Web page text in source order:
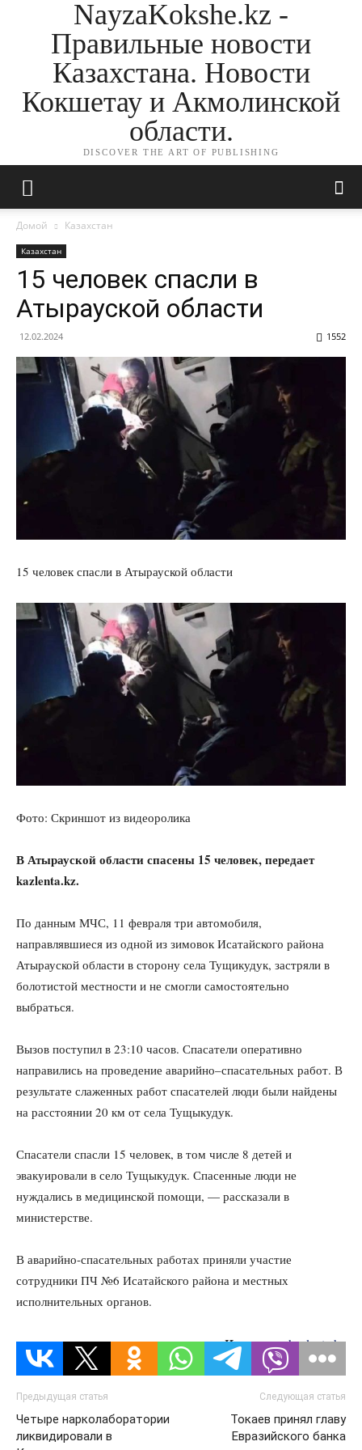
NayzaKokshe.kz -
Правильные новости
Казахстана. Новости
Кокшетау и Акмолинской
области.
DISCOVER THE ART OF PUBLISHING
Домой Казахстан
Казахстан
15 человек спасли в
Атырауской области
12.02.2024 1552
15 человек спасли в Атырауской области
Фото: Скриншот из видеоролика
В Атырауской области спасены 15 человек, передает
kazlenta.kz.
По данным МЧС, 11 февраля три автомобиля,
направлявшиеся из одной из зимовок Исатайского района
Атырауской области в сторону села Тущикудук, застряли в
болотистой местности и не смогли самостоятельно
выбраться.
Вызов поступил в 23:10 часов. Спасатели оперативно
направились на проведение аварийно–спасательных работ. В
результате слаженных работ спасателей люди были найдены
на расстоянии 20 км от села Тущыкудук.
Спасатели спасли 15 человек, в том числе 8 детей и
эвакуировали в село Тущыкудук. Спасенные люди не
нуждались в медицинской помощи, — рассказали в
министерстве.
В аварийно-спасательных работах приняли участие
сотрудники ПЧ №6 Исатайского района и местных
исполнительных органов.
Источник: kazlenta.kz
Предыдущая статья
Четыре нарколаборатории
ликвидировали в
Следующая статья
Токаев принял главу
Евразийского банка